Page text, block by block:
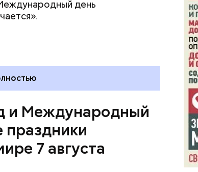
день
и Международный
праздники
7 августа
легко обжарить на
петрушки, чеснок, соль и
вкусно, — поделился рецептом